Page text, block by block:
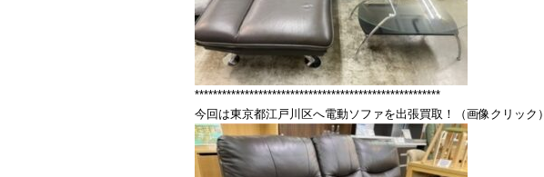
******************************************************
今回は東京都江戸川区へ電動ソファを出張買取！（画像クリック）